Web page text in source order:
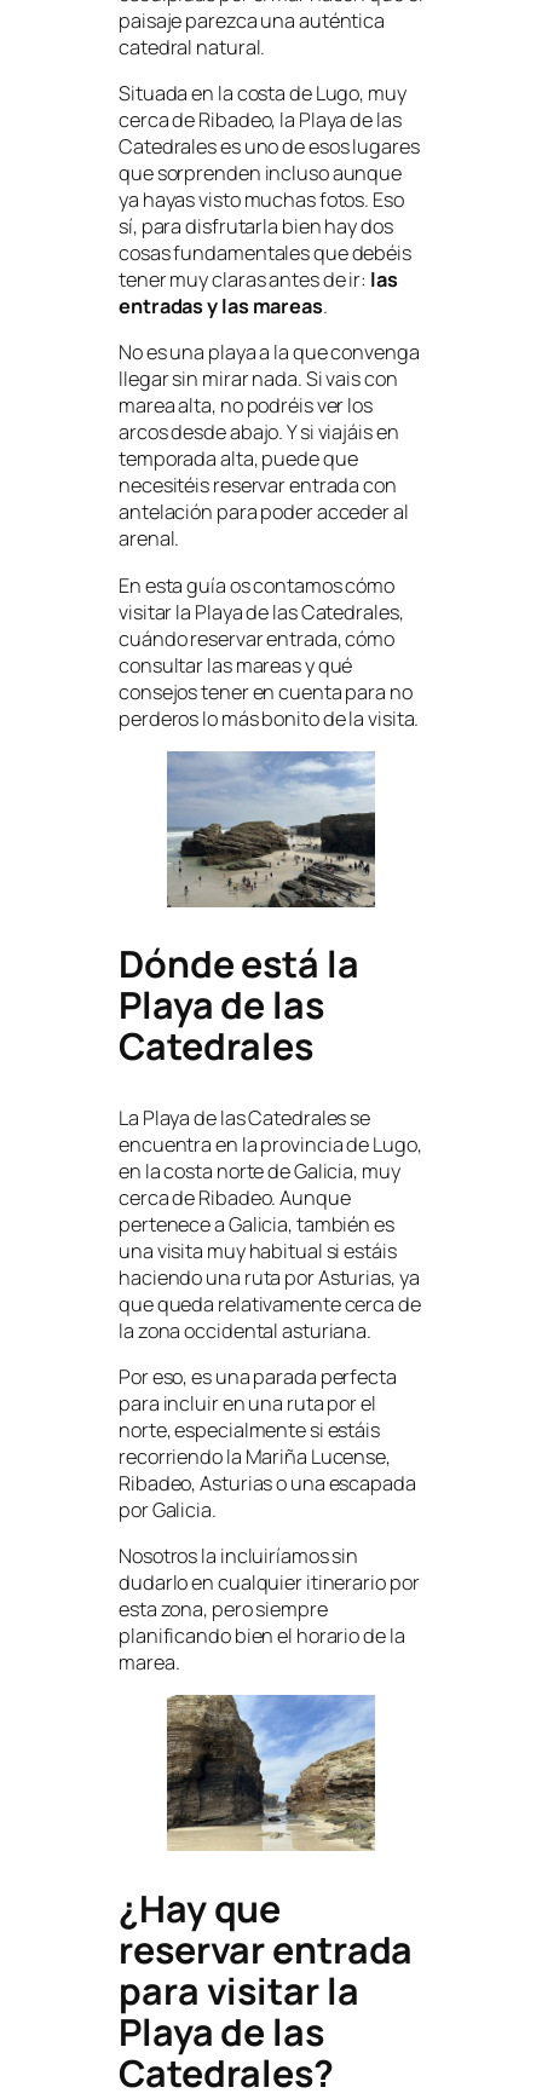
paisaje parezca una auténtica
catedral natural.
Situada en la costa de Lugo, muy
cerca de Ribadeo, la Playa de las
Catedrales es uno de esos lugares
que sorprenden incluso aunque
ya hayas visto muchas fotos. Eso
sí, para disfrutarla bien hay dos
cosas fundamentales que debéis
tener muy claras antes de ir: las
entradas y las mareas.
No es una playa a la que convenga
llegar sin mirar nada. Si vais con
marea alta, no podréis ver los
arcos desde abajo. Y si viajáis en
temporada alta, puede que
necesitéis reservar entrada con
antelación para poder acceder al
arenal.
En esta guía os contamos cómo
visitar la Playa de las Catedrales,
cuándo reservar entrada, cómo
consultar las mareas y qué
consejos tener en cuenta para no
perderos lo más bonito de la visita.
Dónde está la
Playa de las
Catedrales
La Playa de las Catedrales se
encuentra en la provincia de Lugo,
en la costa norte de Galicia, muy
cerca de Ribadeo. Aunque
pertenece a Galicia, también es
una visita muy habitual si estáis
haciendo una ruta por Asturias, ya
que queda relativamente cerca de
la zona occidental asturiana.
Por eso, es una parada perfecta
para incluir en una ruta por el
norte, especialmente si estáis
recorriendo la Mariña Lucense,
Ribadeo, Asturias o una escapada
por Galicia.
Nosotros la incluiríamos sin
dudarlo en cualquier itinerario por
esta zona, pero siempre
planificando bien el horario de la
marea.
¿Hay que
reservar entrada
para visitar la
Playa de las
Catedrales?